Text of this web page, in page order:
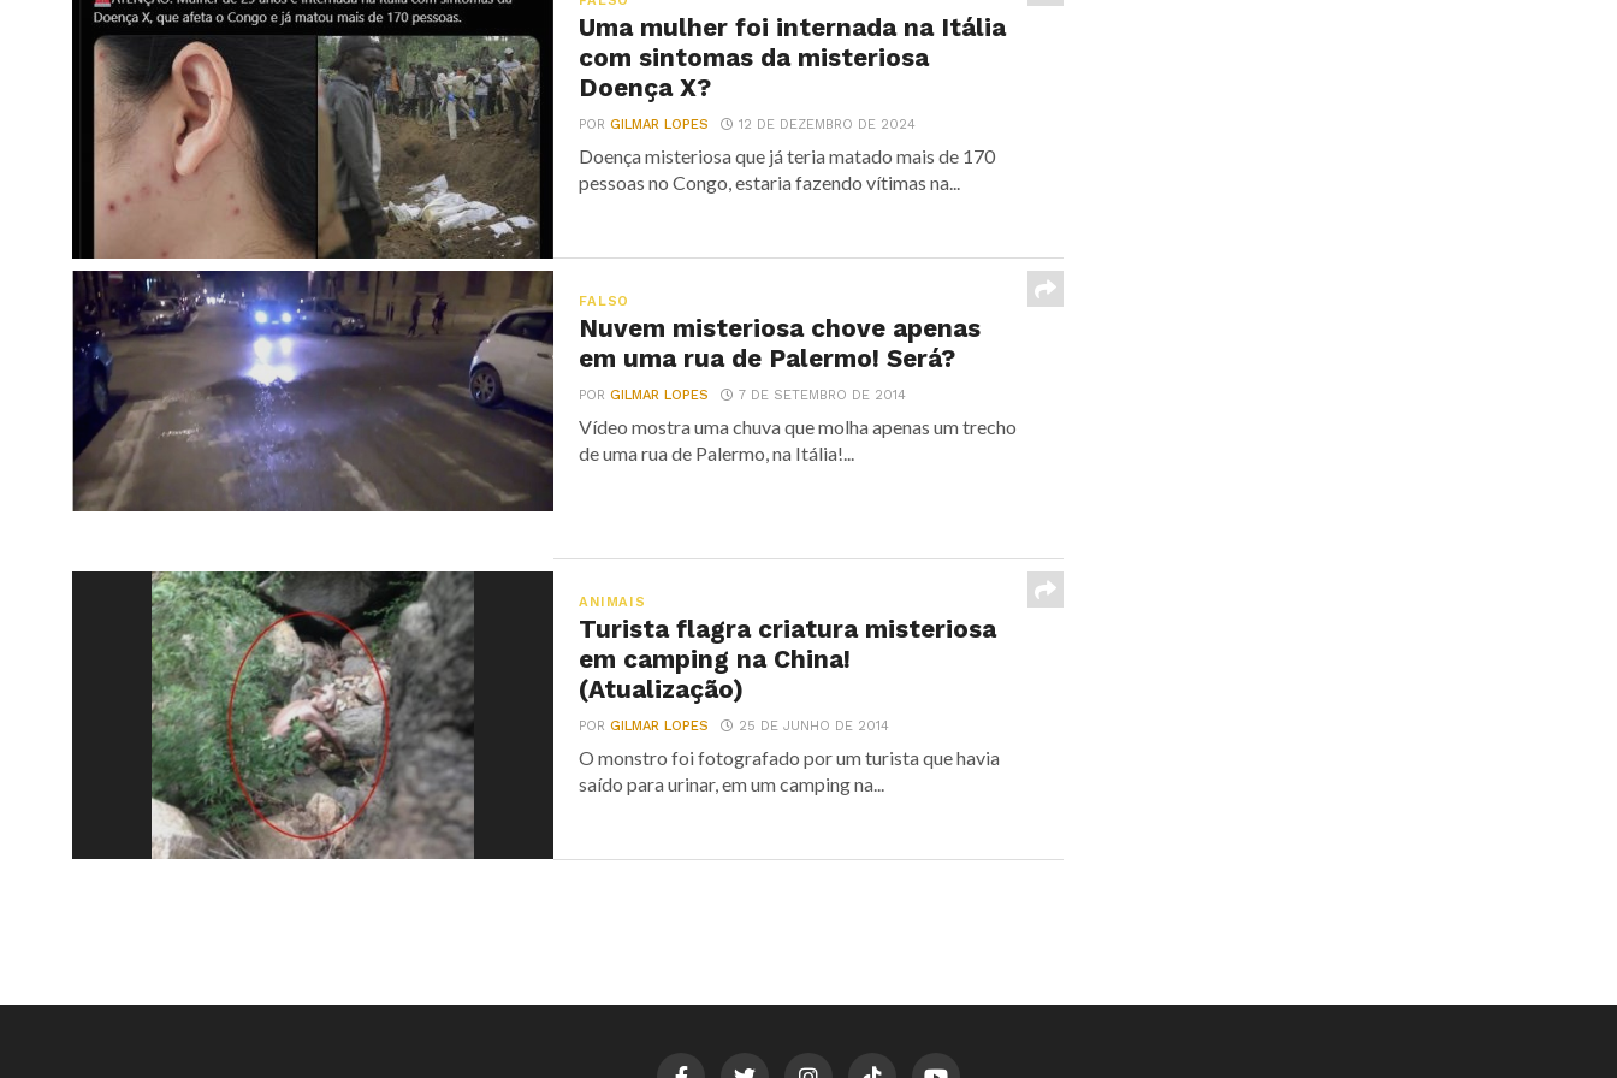
Uma mulher foi internada na Itália
com sintomas da misteriosa
Doença X?
PORGILMAR LOPES 12 DE DEZEMBRO DE 2024
Doença misteriosa que já teria matado mais de 170
pessoas no Congo, estaria fazendo vítimas na...
FALSO
Nuvem misteriosa chove apenas
em uma rua de Palermo! Será?
PORGILMAR LOPES 7 DE SETEMBRO DE 2014
Vídeo mostra uma chuva que molha apenas um trecho
de uma rua de Palermo, na Itália!...
ANIMAIS
Turista flagra criatura misteriosa
em camping na China!
(Atualização)
PORGILMAR LOPES 25 DE JUNHO DE 2014
O monstro foi fotografado por um turista que havia
saído para urinar, em um camping na...